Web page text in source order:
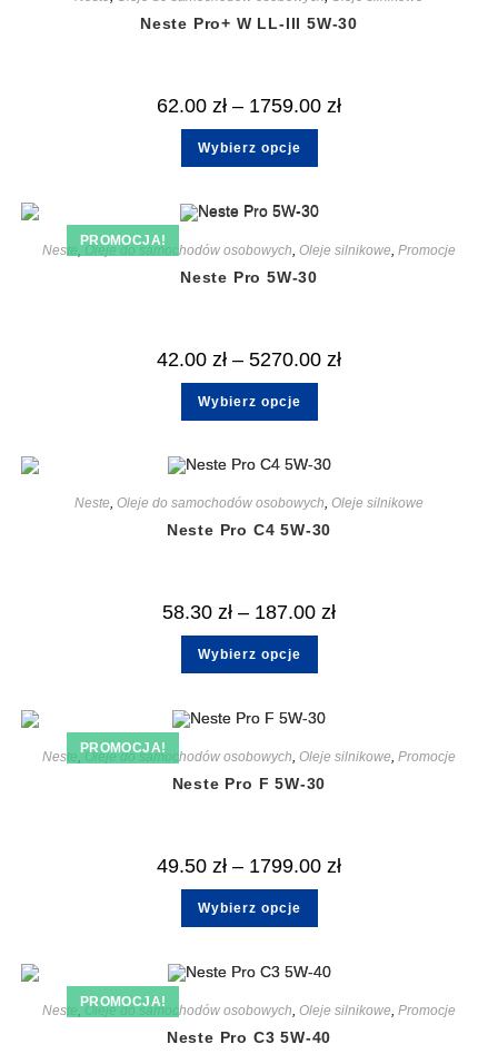
Neste Pro+ W LL-III 5W-30
62.00 zł – 1759.00 zł
Wybierz opcje
PROMOCJA!
Neste , Oleje do samochodów osobowych Oleje silnikowe Promocje
Neste Pro 5W-30
42.00 zł – 5270.00 zł
Wybierz opcje
Neste, Oleje do samochodów osobowych, Oleje silnikowe
Neste Pro C4 5W-30
58.30 zł – 187.00 zł
Wybierz opcje
PROMOCJA!
Neste , Oleje do samochodów osobowych, Oleje silnikowe, Promocje
Neste Pro F 5W-30
49.50 zł – 1799.00 zł
Wybierz opcje
PROMOCJA!
Neste , Oleje do samochodów osobowych, Oleje silnikowe, Promocje
Neste Pro C3 5W-40